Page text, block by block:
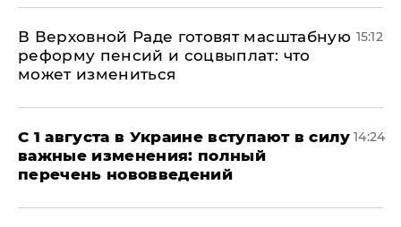
В Верховной Раде готовят масштабную
реформу пенсий и соцвыплат: что
может измениться
15:12
С 1 августа в Украине вступают в силу
важные изменения: полный
перечень нововведений
14:24